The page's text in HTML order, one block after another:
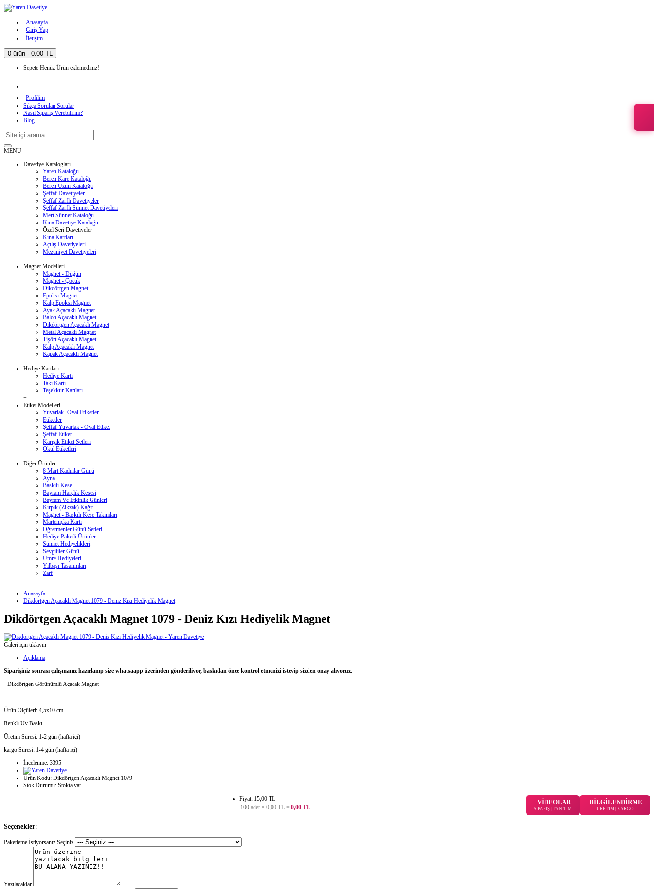
Anasayfa
Giriş Yap
İletişim
0 ürün - 0,00 TL
Sepete Henüz Ürün eklemediniz!
Profilim
Sıkça Sorulan Sorular
Nasıl Sipariş Verebilirim?
Blog
MENU
Davetiye Katalogları
Yaren Kataloğu
Beren Kare Kataloğu
Beren Uzun Kataloğu
Şeffaf Davetiyeler
Şeffaf Zarflı Davetiyeler
Şeffaf Zarflı Sünnet Davetiyeleri
Mert Sünnet Kataloğu
Kına Davetiye Kataloğu
Özel Seri Davetiyeler
Kına Kartları
Açılış Davetiyeleri
Mezuniyet Davetiyeleri
+
Magnet Modelleri
Magnet - Düğün
Magnet - Çocuk
Dikdörtgen Magnet
Epoksi Magnet
Kalp Epoksi Magnet
Ayak Açacaklı Magnet
Balon Açacaklı Magnet
Dikdörtgen Açacaklı Magnet
Metal Açacaklı Magnet
Tişört Açacaklı Magnet
Kalp Açacaklı Magnet
Kapak Açacaklı Magnet
+
Hediye Kartları
Hediye Kartı
Takı Kartı
Teşekkür Kartları
+
Etiket Modelleri
Yuvarlak -Oval Etiketler
Etiketler
Şeffaf Yuvarlak - Oval Etiket
Şeffaf Etiket
Karışık Etiket Setleri
Okul Etiketleri
+
Diğer Ürünler
8 Mart Kadınlar Günü
Ayna
Baskılı Kese
Bayram Harçlık Kesesi
Bayram Ve Etkinlik Günleri
Kırpık (Zikzak) Kağıt
Magnet - Baskılı Kese Takımları
Marteniçka Kartı
Öğretmenler Günü Setleri
Hediye Paketli Ürünler
Sünnet Hediyelikleri
Sevgililer Günü
Umre Hediyeleri
Yılbaşı Tasarımları
Zarf
+
Anasayfa
Dikdörtgen Açacaklı Magnet 1079 - Deniz Kızı Hediyelik Magnet
Dikdörtgen Açacaklı Magnet 1079 - Deniz Kızı Hediyelik Magnet
Galeri için tıklayın
Açıklama
Siparişiniz sonrası çalışmanız hazırlanıp size whatsaapp üzerinden gönderiliyor, baskıdan önce kontrol etmenizi isteyip sizden onay alıyoruz.
- Dikdörtgen Görünümlü Açacak Magnet
Ürün Ölçüleri: 4,5x10 cm
Renkli Uv Baskı
Üretim Süresi: 1-2 gün (hafta içi)
kargo Süresi: 1-4 gün (hafta içi)
İncelenme: 3395
Ürün Kodu: Dikdörtgen Açacaklı Magnet 1079
Stok Durumu: Stokta var
Fiyat: 15,00 TL
100adet × 0,00 TL= 0,00 TL
VİDEOLAR
SİPARİŞ | TANITIM
BİLGİLENDİRME
ÜRETİM | KARGO
Seçenekler:
Paketleme İstiyorsanız Seçiniz
Yazılacaklar